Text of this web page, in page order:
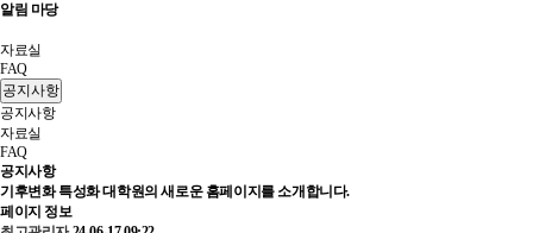
알림 마당
자료실
FAQ
공지사항
공지사항
자료실
FAQ
공지사항
기후변화 특성화 대학원의 새로운 홈페이지를 소개합니다.
페이지 정보